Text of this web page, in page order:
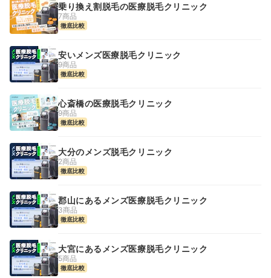
乗り換え割脱毛の医療脱毛クリニック
7商品
徹底比較
安いメンズ医療脱毛クリニック
9商品
徹底比較
心斎橋の医療脱毛クリニック
9商品
徹底比較
大分のメンズ脱毛クリニック
2商品
徹底比較
郡山にあるメンズ医療脱毛クリニック
3商品
徹底比較
大宮にあるメンズ医療脱毛クリニック
5商品
徹底比較